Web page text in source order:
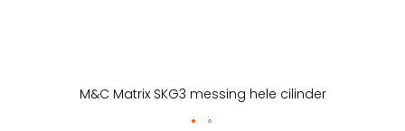
M&C Matrix SKG3 messing hele cilinder